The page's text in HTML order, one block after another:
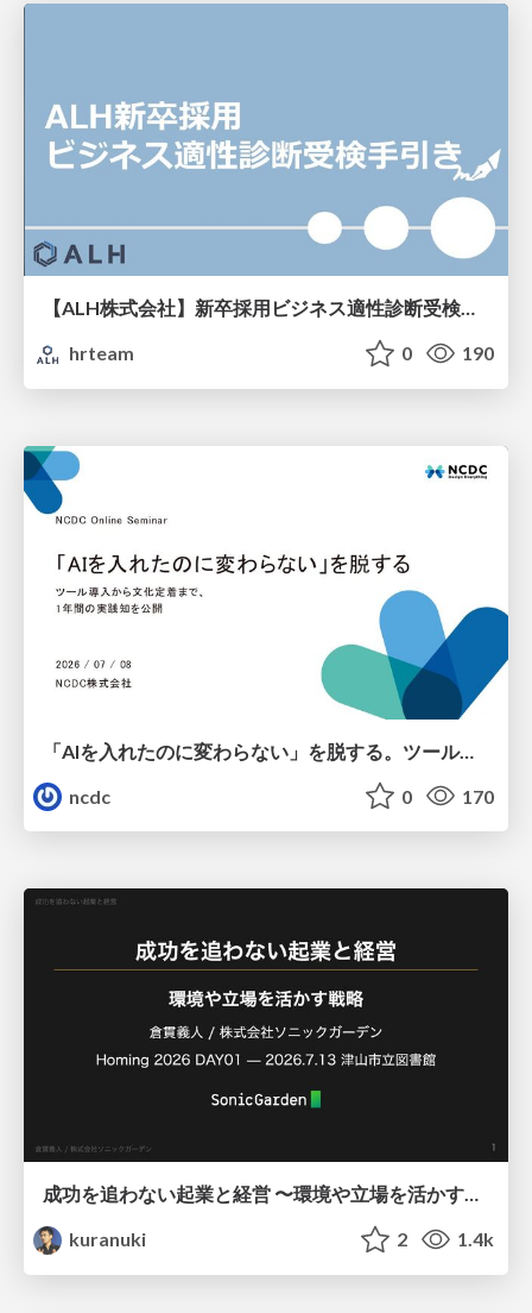
【ALH株式会社】新卒採用ビジネス適性診断受検手引き
hrteam
0 190
「AIを入れたのに変わらない」を脱する。ツール導入から文化定着まで、1年間の実践知を公開
ncdc
0 170
成功を追わない起業と経営 〜環境や立場を活かす戦略（Homing 2026）
kuranuki
2 1.4k